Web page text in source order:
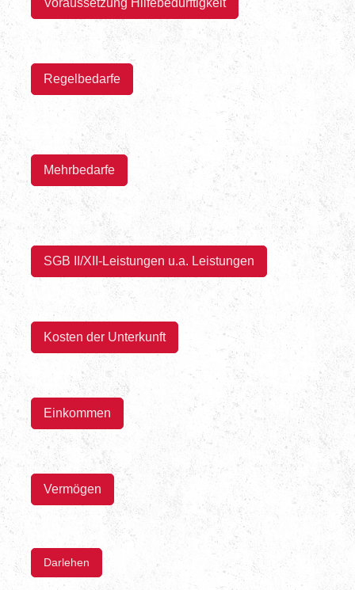
Regelbedarfe
Mehrbedarfe
SGB II/XII-Leistungen u.a. Leistungen
Kosten der Unterkunft
Einkommen
Vermögen
Darlehen